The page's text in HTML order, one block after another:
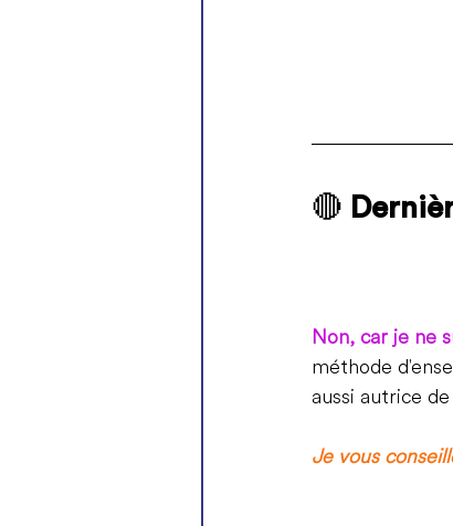
🔴
Non, car je ne
méthode
aussi autrice
Je vous